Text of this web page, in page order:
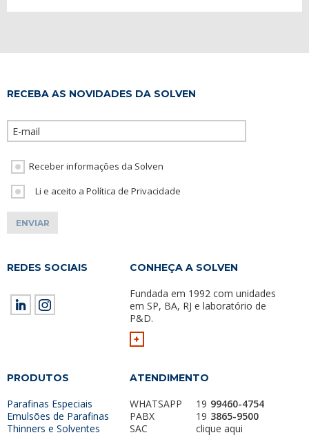
RECEBA AS NOVIDADES DA SOLVEN
Receber informações da Solven
Li e aceito a Política de Privacidade
Please leave
REDES SOCIAIS CONHEÇA A SOLVEN
Fundada em 1992 com unidades
em SP, BA, RJ e laboratório de
P&D.
+
PRODUTOS
Parafinas Especiais
Emulsões de Parafinas
Thinners e Solventes
ATENDIMENTO
WHATSAPP
PABX
SAC
19 99460-4754
19 3865-9500
clique aqui